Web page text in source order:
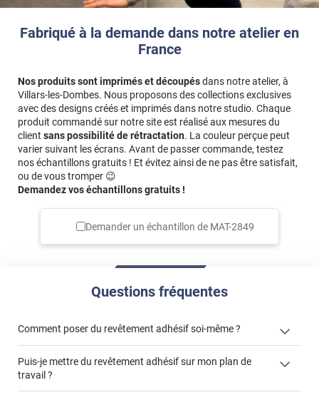
Fabriqué à la demande dans notre atelier en
France
Nos produits sont imprimés et découpésdans notre atelier, à
Villars-les-Dombes. Nous proposons des collections exclusives
avec des designs créés et imprimés dans notre studio. Chaque
produit commandé sur notre site est réalisé aux mesures du
client sans possibilité de rétractation. La couleur perçue peut
varier suivant les écrans. Avant de passer commande, testez
nos échantillons gratuits ! Et évitez ainsi de ne pas être satisfait,
ou de vous tromper 😉
Demandez vos échantillons gratuits !
Demander un échantillon de MAT-2849
Questions fréquentes
Comment poser du revêtement adhésif soi-même ?
« Comment poser un revêtement adhésif ? »
Puis-je mettre du revêtement adhésif sur mon plan de
travail ?